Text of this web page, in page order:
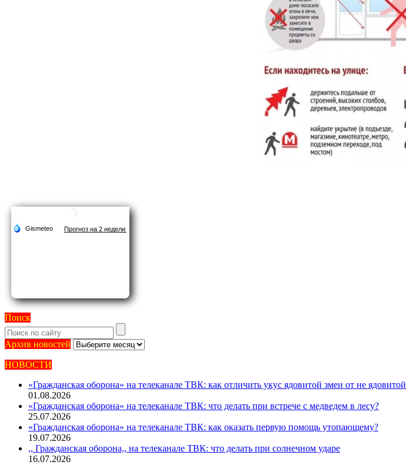
Поиск
Архив новостей
Архив
НОВОСТИ
«Гражданская оборона» на телеканале ТВК: как отличить укус ядовитой змеи от не ядовитой
01.08.2026
«Гражданская оборона» на телеканале ТВК: что делать при встрече с медведем в лесу?
25.07.2026
«Гражданская оборона» на телеканале ТВК: как оказать первую помощь утопающему?
19.07.2026
,, Гражданская оборона,, на телеканале ТВК: что делать при солнечном ударе
16.07.2026